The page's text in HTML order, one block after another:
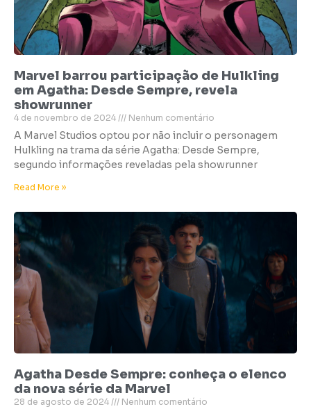
Marvel barrou participação de Hulkling
em Agatha: Desde Sempre, revela
showrunner
4 de novembro de 2024 Nenhum comentário
A Marvel Studios optou por não incluir o personagem
Hulkling na trama da série Agatha: Desde Sempre,
segundo informações reveladas pela showrunner
Read More »
Agatha Desde Sempre: conheça o elenco
da nova série da Marvel
28 de agosto de 2024 Nenhum comentário